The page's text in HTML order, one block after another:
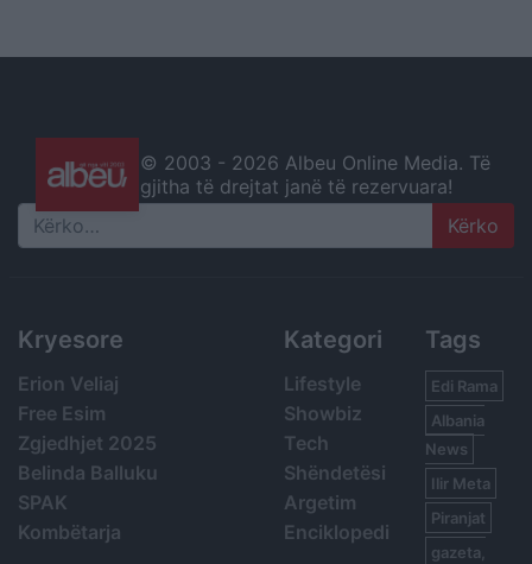
© 2003 - 2026 Albeu Online Media. Të
gjitha të drejtat janë të rezervuara!
Search
Kryesore
Erion Veliaj
Free Esim
Zgjedhjet 2025
Belinda Balluku
SPAK
Kombëtarja
Kategori
Lifestyle
Showbiz
Tech
Shëndetësi
Argetim
Enciklopedi
Tags
Edi Rama
Albania
News
Ilir Meta
Piranjat
gazeta,